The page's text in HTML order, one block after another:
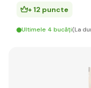
+ 12 puncte
Ultimele 4 bucăți(La